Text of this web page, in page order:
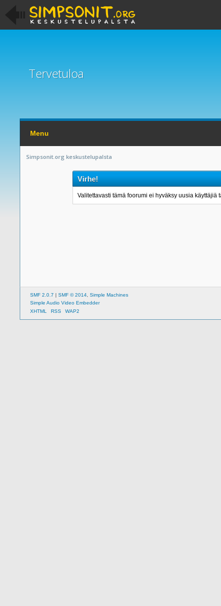
Tervetuloa
Menu
Simpsonit.org keskustelupalsta
Virhe!
Valitettavasti tämä foorumi ei hyväksy uusia käyttäjiä
SMF 2.0.7 | SMF © 2014 Simple Machines
Simple Audio Video Embedder
XHTML
RSS WAP2